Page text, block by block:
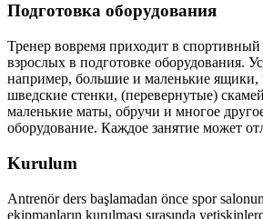
Подготовка оборудования
Тренер вовремя приходит в
взрослых в подготовке оборудования.
например, большие и маленькие ящики,
шведские стенки, (перевернутые)
маленькие маты, обручи и многое
оборудование. Каждое занятие может
Kurulum
Antrenör ders başlamadan önce spor
ekipmanların kurulması sırasında